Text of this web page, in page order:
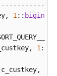
1 :: bigint
1 ::